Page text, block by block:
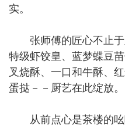
实。
张师傅的匠心不止于
特级虾饺皇、蓝梦蝶豆
叉烧酥、一口和牛酥、
蛋挞－－厨艺在此绽放。
从前点心是茶楼的吆